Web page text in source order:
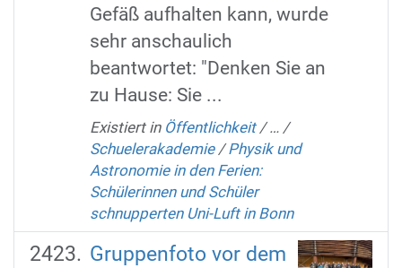
Gefäß aufhalten kann, wurde
sehr anschaulich
beantwortet: "Denken Sie an
zu Hause: Sie ...
Existiert in Öffentlichkeit /… /
Schuelerakademie /Physik und
Astronomie in den Ferien:
Schülerinnen und Schüler
schnupperten Uni-Luft in Bonn
Gruppenfoto vor dem